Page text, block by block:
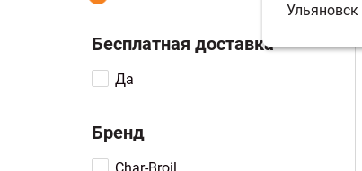
Ульяновск
Бесплатная доставка
Да
Бренд